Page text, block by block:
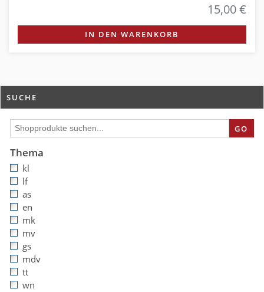
15,00 €
IN DEN WARENKORB
SUCHE
GO
Thema
kl
lf
as
en
mk
mv
gs
mdv
tt
wn